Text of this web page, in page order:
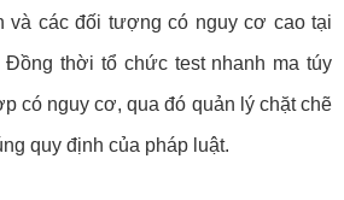
và các đối tượng có nguy cơ cao tại
Đồng thời tổ chức test nhanh ma túy
có nguy cơ, qua đó quản lý chặt chẽ
quy định của pháp luật.